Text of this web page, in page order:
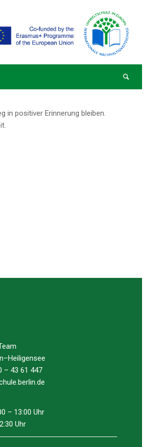
in positiver Erinnerung bleiben.
– 43 61 447
– 13:00 Uhr
Uhr